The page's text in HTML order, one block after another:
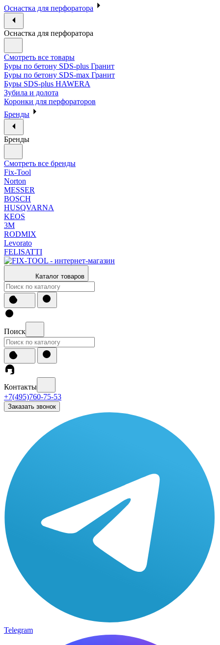
Оснастка для перфоратора
Оснастка для перфоратора
Смотреть все товары
Буры по бетону SDS-plus Гранит
Буры по бетону SDS-max Гранит
Буры SDS-plus HAWERA
Зубила и долота
Коронки для перфораторов
Бренды
Бренды
Смотреть все бренды
Fix-Tool
Norton
MESSER
BOSCH
HUSQVARNA
KEOS
3М
RODMIX
Levorato
FELISATTI
Каталог товаров
Поиск
Контакты
+7(495)760-75-53
Заказать звонок
Telegram